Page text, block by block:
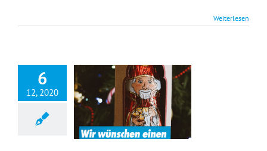
Weiterlesen
6
12, 2020